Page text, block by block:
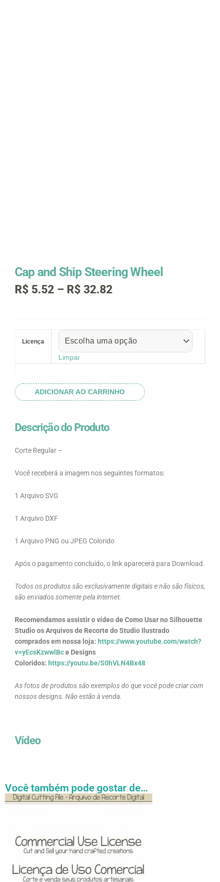
Cap and Ship Steering Wheel
R$ 5.52 – R$ 32.82Faixa
através
R$ 32.82
Licença
Limpar
Ship
ADICIONAR AO CARRINHO
Descrição do Produto
Corte Regular –
Você receberá a imagem nos seguintes formatos:
1 Arquivo SVG
1 Arquivo DXF
1 Arquivo PNG ou JPEG Colorido
Após o pagamento concluído, o link aparecerá para Download.
Todos os produtos são exclusivamente digitais e não são físicos,
são enviados somente pela internet.
Recomendamos assistir o vídeo de Como Usar no Silhouette
Studio os Arquivos de Recorte do Studio Ilustrado
comprados em nossa loja: https://www.youtube.com/watch?
v=yEcsKzwwlBce Designs
Coloridos: https://youtu.be/S0hVLN4Bx48
As fotos de produtos são exemplos do que você pode criar com
nossos designs. Não estão à venda.
Vídeo
Você também pode gostar de…
Faixa
de
R$ 54.89
Este
variantes.
As
podem